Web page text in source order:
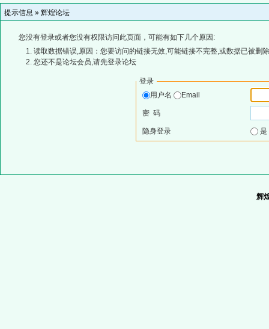
提示信息 » 辉煌论坛
您没有登录或者您没有权限访问此页面，可能有如下几个原因:
读取数据错误,原因：您要访问的链接无效,可能链接不完整,或数据已被删
您还不是论坛会员,请先登录论坛
登录
用户名
Email
密 码
隐身登录
辉